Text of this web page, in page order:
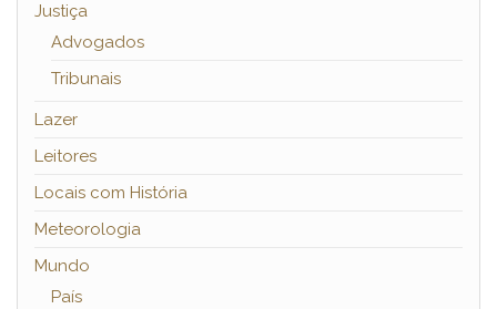
Justiça
Advogados
Tribunais
Lazer
Leitores
Locais com História
Meteorologia
Mundo
País